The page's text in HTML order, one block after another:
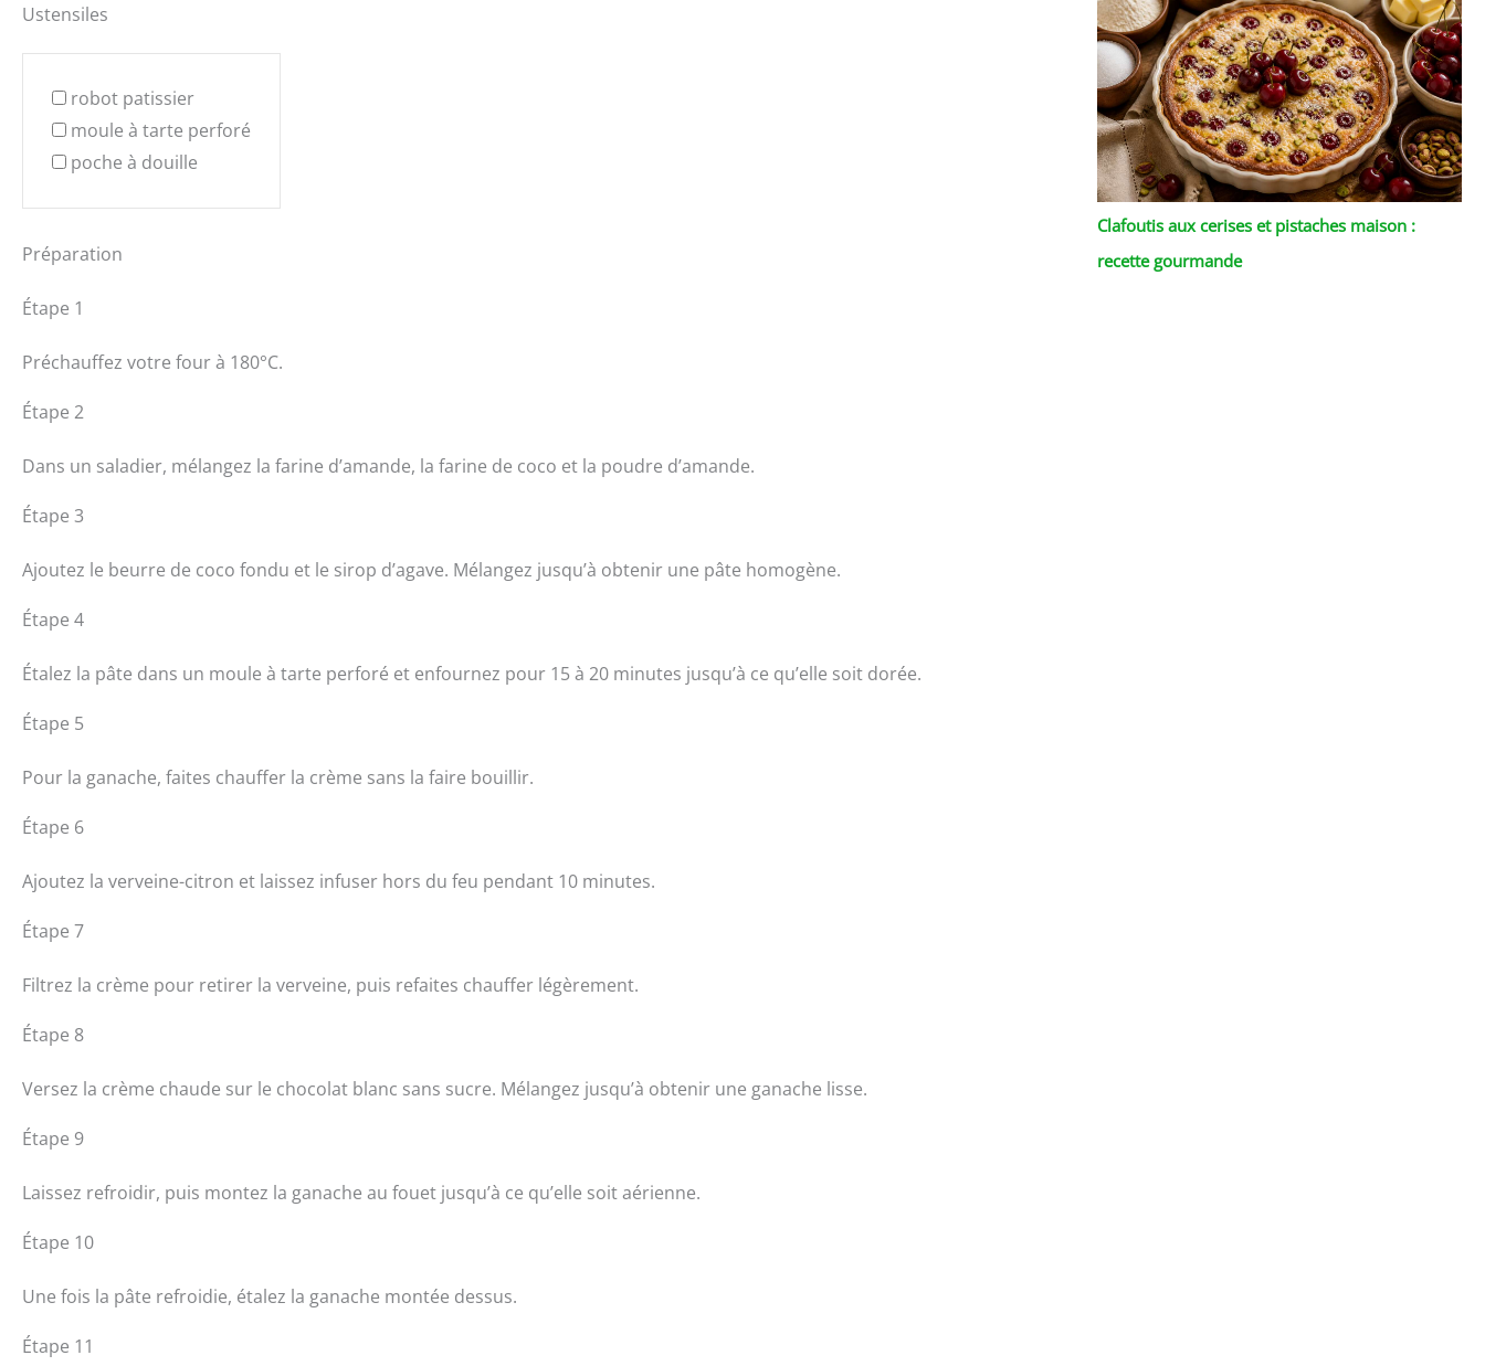
Ustensiles
robot patissier
moule à tarte perforé
poche à douille
Préparation
Étape 1
Préchauffez votre four à 180°C.
Étape 2
Dans un saladier, mélangez la farine d’amande, la farine de coco et la poudre d’amande.
Étape 3
Ajoutez le beurre de coco fondu et le sirop d’agave. Mélangez jusqu’à obtenir une pâte homogène.
Étape 4
Étalez la pâte dans un moule à tarte perforé et enfournez pour 15 à 20 minutes jusqu’à ce qu’elle soit dorée.
Étape 5
Pour la ganache, faites chauffer la crème sans la faire bouillir.
Étape 6
Ajoutez la verveine-citron et laissez infuser hors du feu pendant 10 minutes.
Étape 7
Filtrez la crème pour retirer la verveine, puis refaites chauffer légèrement.
Étape 8
Versez la crème chaude sur le chocolat blanc sans sucre. Mélangez jusqu’à obtenir une ganache lisse.
Étape 9
Laissez refroidir, puis montez la ganache au fouet jusqu’à ce qu’elle soit aérienne.
Étape 10
Une fois la pâte refroidie, étalez la ganache montée dessus.
Étape 11
Clafoutis aux cerises et pistaches maison :
recette gourmande